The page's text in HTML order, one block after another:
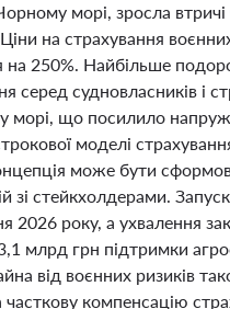
морі, зросла втричі
на страхування
на 250%. Найбільше
серед судновласників і
морі, що посилило
моделі
може бути
зі стейкхолдерами. Запуск
2026 року, а ухвалення
млрд грн підтримки
від воєнних ризиків
часткову компенсацію